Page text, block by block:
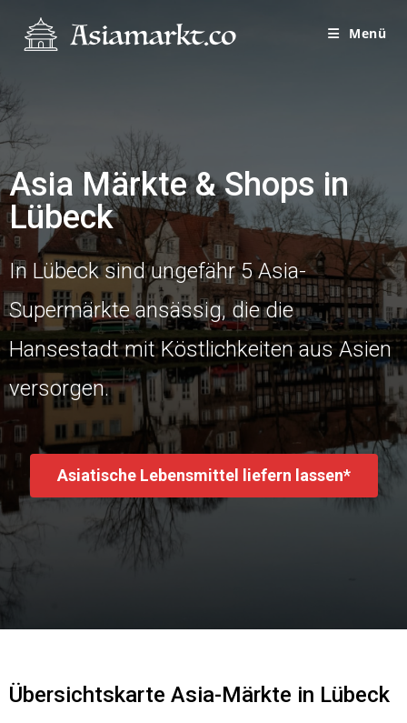
Menü
Asia Märkte & Shops in
Lübeck
In Lübeck sind ungefähr 5 Asia-
Supermärkte ansässig, die die
Hansestadt mit Köstlichkeiten aus Asien
versorgen.
Asiatische Lebensmittel liefern lassen*
Übersichtskarte Asia-Märkte in Lübeck